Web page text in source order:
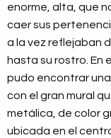
enorme, alta, que
caer sus
a la vez reflejaban
hasta su rostro. En
pudo encontrar
con el gran mural
metálica, de color
ubicada en el